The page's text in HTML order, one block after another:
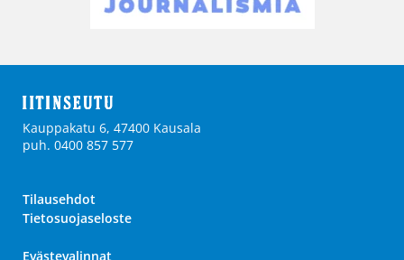
Kauppakatu 6, 47400 Kausala
puh. 0400 857 577
Tilausehdot
Tietosuojaseloste
Evästevalinnat